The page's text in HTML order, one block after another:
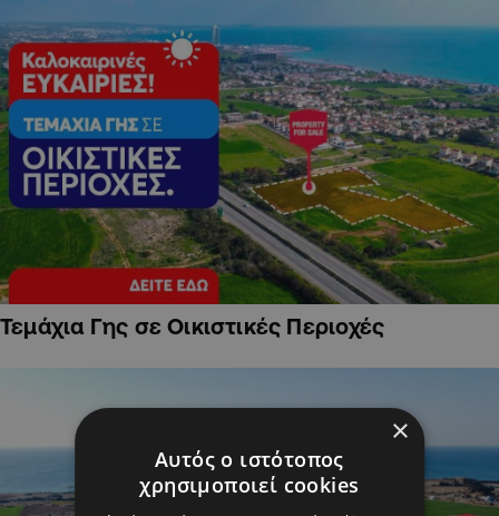
Τεμάχια Γης σε Οικιστικές Περιοχές
×
Αυτός ο ιστότοπος
χρησιμοποιεί cookies